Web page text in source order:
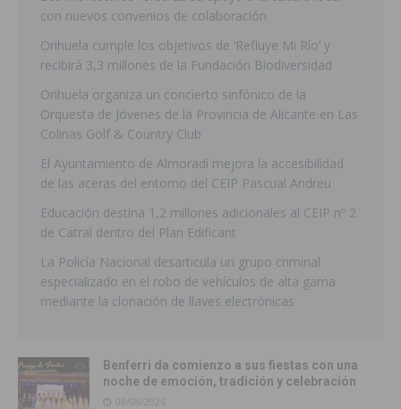
con nuevos convenios de colaboración
Orihuela cumple los objetivos de ‘Refluye Mi Río’ y
recibirá 3,3 millones de la Fundación Biodiversidad
Orihuela organiza un concierto sinfónico de la
Orquesta de Jóvenes de la Provincia de Alicante en Las
Colinas Golf & Country Club
El Ayuntamiento de Almoradí mejora la accesibilidad
de las aceras del entorno del CEIP Pascual Andreu
Educación destina 1,2 millones adicionales al CEIP nº 2
de Catral dentro del Plan Edificant
La Policía Nacional desarticula un grupo criminal
especializado en el robo de vehículos de alta gama
mediante la clonación de llaves electrónicas
Benferri da comienzo a sus fiestas con una
noche de emoción, tradición y celebración
08/08/2026